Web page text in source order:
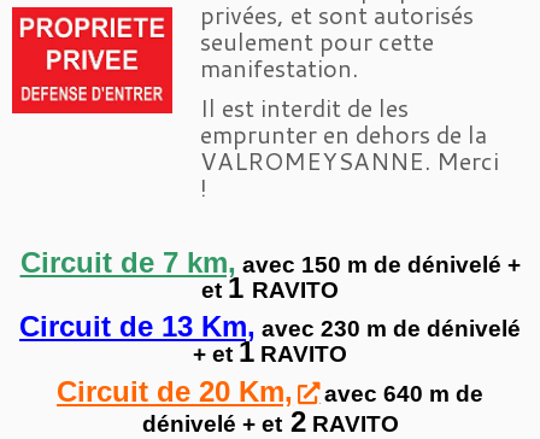
privées, et sont autorisés
seulement pour cette
manifestation.
Il est interdit de les
emprunter en dehors de la
VALROMEYSANNE. Merci
!
Circuit de 7 km, avec 150 m de dénivelé +
et 1 RAVITO
Circuit de 13 Km, avec 230 m de dénivelé
+ et 1 RAVITO
Circuit de 20 Km,
avec 640 m de
dénivelé + et2RAVITO